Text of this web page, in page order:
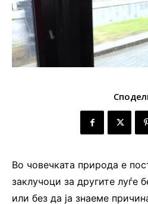
Во човечката природа е
заклучоци за другите луѓе
или без да ја знаеме